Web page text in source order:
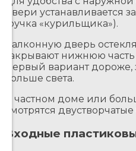
двери устанавливается
(ручка «курильщика»).
Балконную дверь
закрывают нижнюю
Первый вариант дороже,
больше света.
В частном доме или
смотрятся
Входные